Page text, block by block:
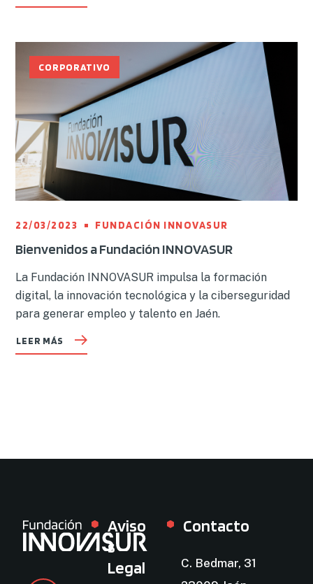
CORPORATIVO
22/03/2023 FUNDACIÓN INNOVASUR
Bienvenidos a Fundación INNOVASUR
La Fundación INNOVASUR impulsa la formación
digital, la innovación tecnológica y la ciberseguridad
para generar empleo y talento en Jaén.
LEER MÁS
Aviso
s
Legal
Contacto
C. Bedmar, 31